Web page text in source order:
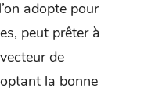
adopte pour
peut prêter à
de
la bonne